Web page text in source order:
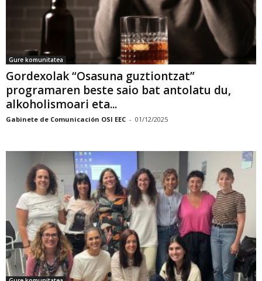
Gure komunitatea
Gordexolak “Osasuna guztiontzat”
programaren beste saio bat antolatu du,
alkoholismoari eta...
Gabinete de Comunicación OSI EEC - 01/12/2025